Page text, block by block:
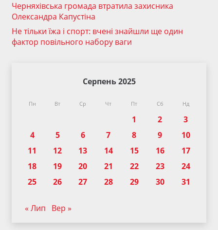
Черняхівська громада втратила захисника
Олександра Капустіна
Не тільки їжа і спорт: вчені знайшли ще один
фактор повільного набору ваги
Серпень 2025
Пн Вт Ср Чт Пт Сб Нд
1 2
3
4
5 6 7 8 9
10
11
12 13 14 15 16
17
18
19 20 21 22 23
24
25
26 27 28 29 30 31
« Лип Вер »